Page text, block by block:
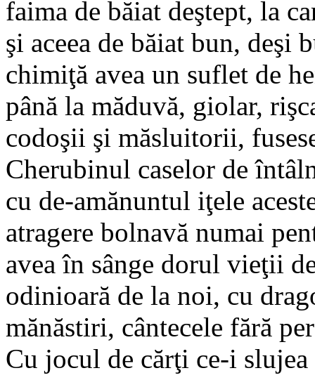
faima de băiat deştept, la
şi aceea de băiat bun, deşi
chimiţă avea un suflet de
până la măduvă, giolar,
codoşii şi măsluitorii,
Cherubinul caselor de
cu de-amănuntul iţele
atragere bolnavă numai
avea în sânge dorul vieţii
odinioară de la noi, cu
mănăstiri, cântecele fără
Cu jocul de cărţi ce-i